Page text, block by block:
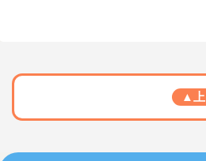
▲上